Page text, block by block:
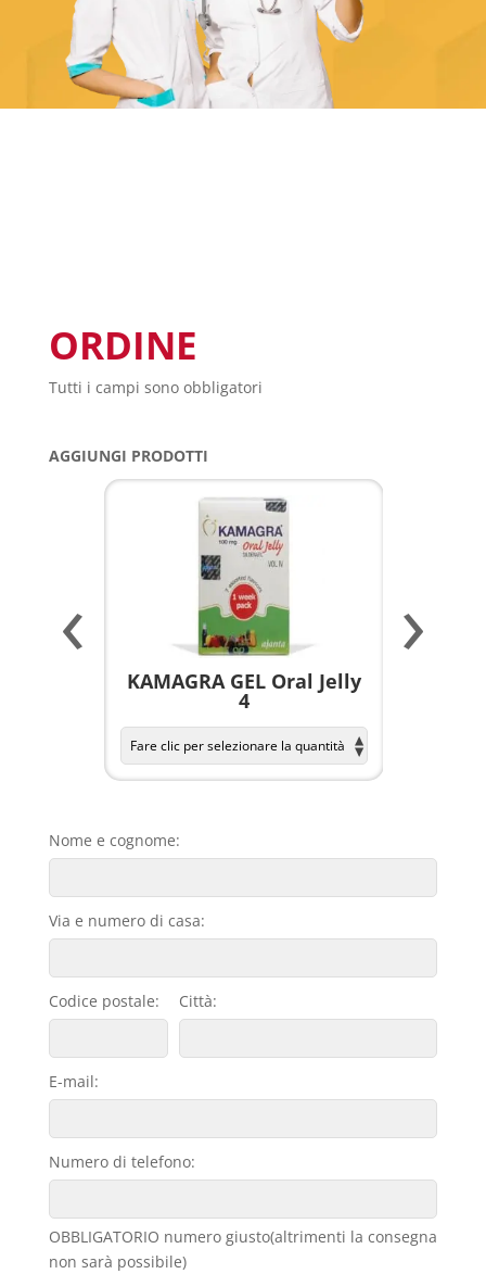
ORDINE
Tutti i campi sono obbligatori
AGGIUNGI PRODOTTI
KAMAGRA GEL Oral Jelly
4
‹ ›
Nome e cognome:
Via e numero di casa:
Codice postale: Città:
E-mail:
Numero di telefono:
OBBLIGATORIO numero giusto(altrimenti la consegna
non sarà possibile)